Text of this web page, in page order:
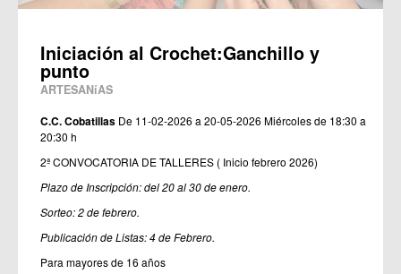
Iniciación al Crochet:Ganchillo y
punto
ARTESANíAS
C.C. Cobatillas De 11-02-2026 a 20-05-2026 Miércoles de 18:30 a
20:30 h
2ª CONVOCATORIA DE TALLERES ( Inicio febrero 2026)
Plazo de Inscripción: del 20 al 30 de enero.
Sorteo: 2 de febrero.
Publicación de Listas: 4 de Febrero.
Para mayores de 16 años